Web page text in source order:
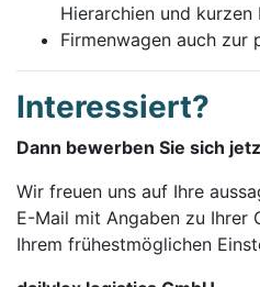
Hierarchien und
Firmenwagen auch zur
Interessiert?
Dann bewerben Sie sich
Wir freuen uns auf Ihre
E-Mail mit Angaben zu Ihrer
Ihrem frühestmöglichen